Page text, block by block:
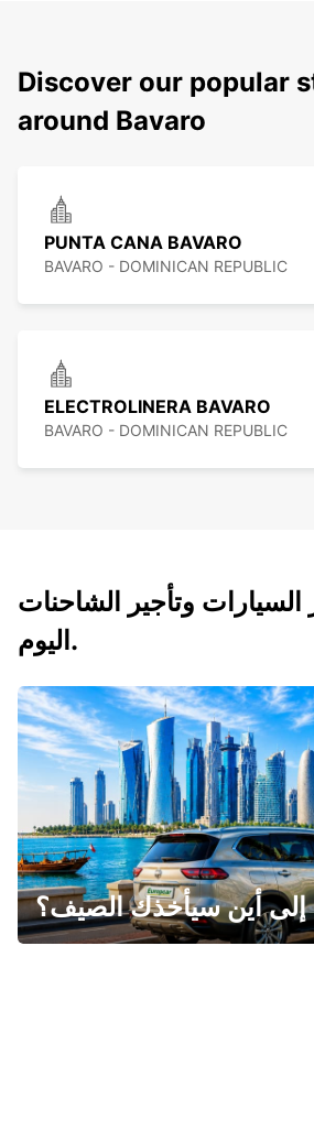
Discover our popular
around Bavaro
PUNTA CANA BAVARO
BAVARO - DOMINICAN REPUBLIC
ELECTROLINERA BAVARO
BAVARO - DOMINICAN REPUBLIC
وتأجير الشاحنات
اليوم.
إلى أين سيأخذك الصيف؟